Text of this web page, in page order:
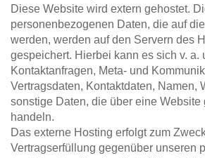
Diese Website wird extern gehostet.
personenbezogenen Daten, die auf
werden, werden auf den Servern des
gespeichert. Hierbei kann es sich v. a.
Kontaktanfragen, Meta- und
Vertragsdaten, Kontaktdaten, Namen,
sonstige Daten, die über eine Website
handeln.
Das externe Hosting erfolgt zum
Vertragserfüllung gegenüber unseren